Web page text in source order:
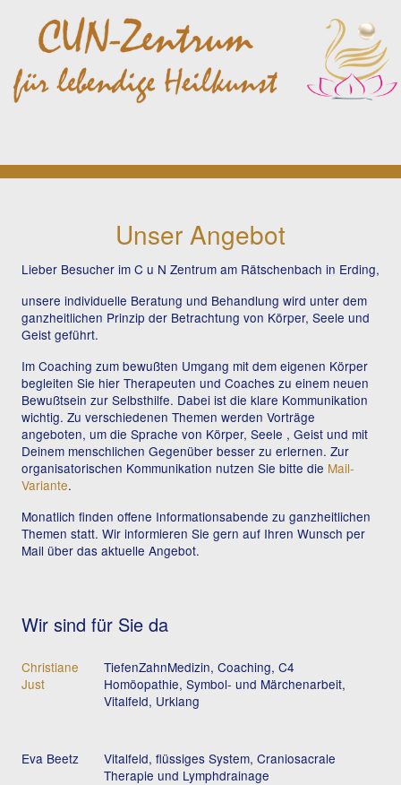
Unser Angebot
Lieber Besucher im C u N Zentrum am Rätschenbach in Erding,
unsere individuelle Beratung und Behandlung wird unter dem
ganzheitlichen Prinzip der Betrachtung von Körper, Seele und
Geist geführt.
Im Coaching zum bewußten Umgang mit dem eigenen Körper
begleiten Sie hier Therapeuten und Coaches zu einem neuen
Bewußtsein zur Selbsthilfe. Dabei ist die klare Kommunikation
wichtig. Zu verschiedenen Themen werden Vorträge
angeboten, um die Sprache von Körper, Seele , Geist und mit
Deinem menschlichen Gegenüber besser zu erlernen. Zur
organisatorischen Kommunikation nutzen Sie bitte die Mail-
Variante.
Monatlich finden offene Informationsabende zu ganzheitlichen
Themen statt. Wir informieren Sie gern auf Ihren Wunsch per
Mail über das aktuelle Angebot.
Wir sind für Sie da
Christiane
Just
TiefenZahnMedizin, Coaching, C4
Homöopathie, Symbol- und Märchenarbeit,
Vitalfeld, Urklang
Eva Beetz
Vitalfeld, flüssiges System, Craniosacrale
Therapie und Lymphdrainage